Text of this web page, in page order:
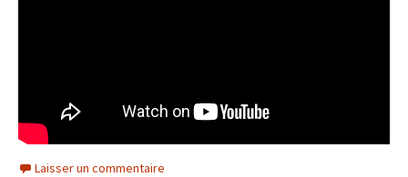
Laisser un commentaire